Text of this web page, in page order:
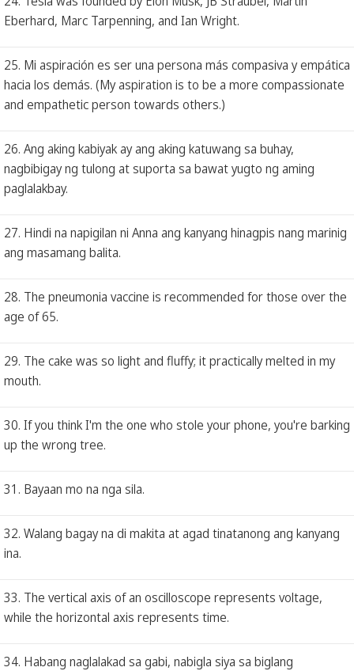
Eberhard, Marc Tarpenning, and Ian Wright.
25. Mi aspiración es ser una persona más compasiva y empática
hacia los demás. (My aspiration is to be a more compassionate
and empathetic person towards others.)
26. Ang aking kabiyak ay ang aking katuwang sa buhay,
nagbibigay ng tulong at suporta sa bawat yugto ng aming
paglalakbay.
27. Hindi na napigilan ni Anna ang kanyang hinagpis nang marinig
ang masamang balita.
28. The pneumonia vaccine is recommended for those over the
age of 65.
29. The cake was so light and fluffy; it practically melted in my
mouth.
30. If you think I'm the one who stole your phone, you're barking
up the wrong tree.
31. Bayaan mo na nga sila.
32. Walang bagay na di makita at agad tinatanong ang kanyang
ina.
33. The vertical axis of an oscilloscope represents voltage,
while the horizontal axis represents time.
34. Habang naglalakad sa gabi, nabigla siya sa biglang